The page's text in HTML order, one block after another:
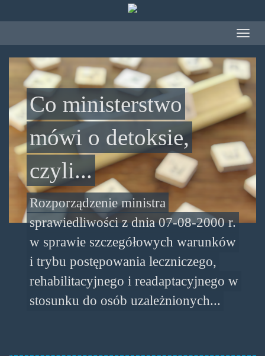
Toggle
Co ministerstwo
mówi o detoksie,
czyli...
Rozporządzenie ministra
sprawiedliwości z dnia 07-08-2000 r.
w sprawie szczegółowych warunków
i trybu postępowania leczniczego,
rehabilitacyjnego i readaptacyjnego w
stosunku do osób uzależnionych...